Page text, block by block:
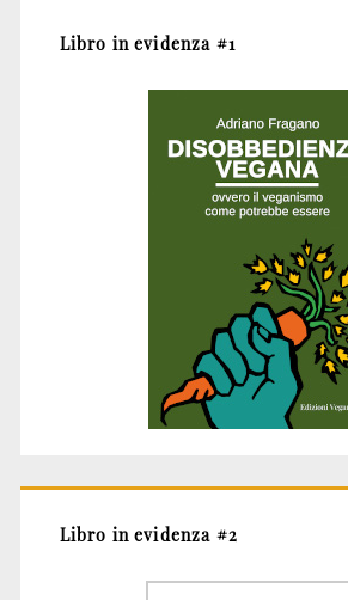
Libro in evidenza #1
Libro in evidenza #2